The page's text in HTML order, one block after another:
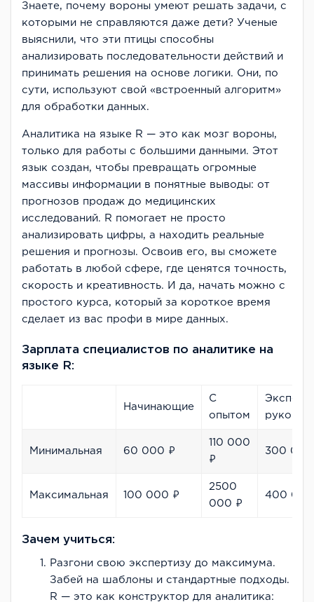
Знаете, почему вороны умеют решать задачи, с
которыми не справляются даже дети? Ученые
выяснили, что эти птицы способны
анализировать последовательности действий и
принимать решения на основе логики. Они, по
сути, используют свой «встроенный алгоритм»
для обработки данных.
Аналитика на языке R — это как мозг вороны,
только для работы с большими данными. Этот
язык создан, чтобы превращать огромные
массивы информации в понятные выводы: от
прогнозов продаж до медицинских
исследований. R помогает не просто
анализировать цифры, а находить реальные
решения и прогнозы. Освоив его, вы сможете
работать в любой сфере, где ценятся точность,
скорость и креативность. И да, начать можно с
простого курса, который за короткое время
сделает из вас профи в мире данных.
Зарплата специалистов по аналитике на
языке R:
Начинающие
С
опытом
Минимальная 60 000 ₽
110 000
₽
300
Максимальная 100 000 ₽
2500
000 ₽
400
Зачем учиться:
Разгони свою экспертизу до максимума.
Забей на шаблоны и стандартные подходы.
R — это как конструктор для аналитика: